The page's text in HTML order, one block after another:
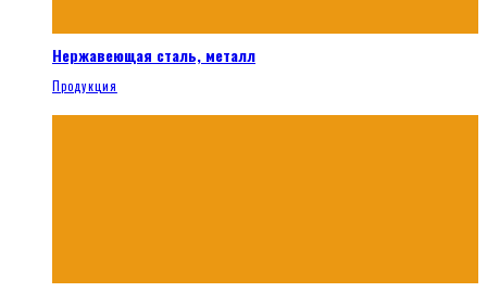
Нержавеющая сталь, металл
Продукция